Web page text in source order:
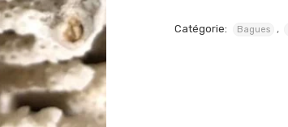
Catégorie: Bagues ,